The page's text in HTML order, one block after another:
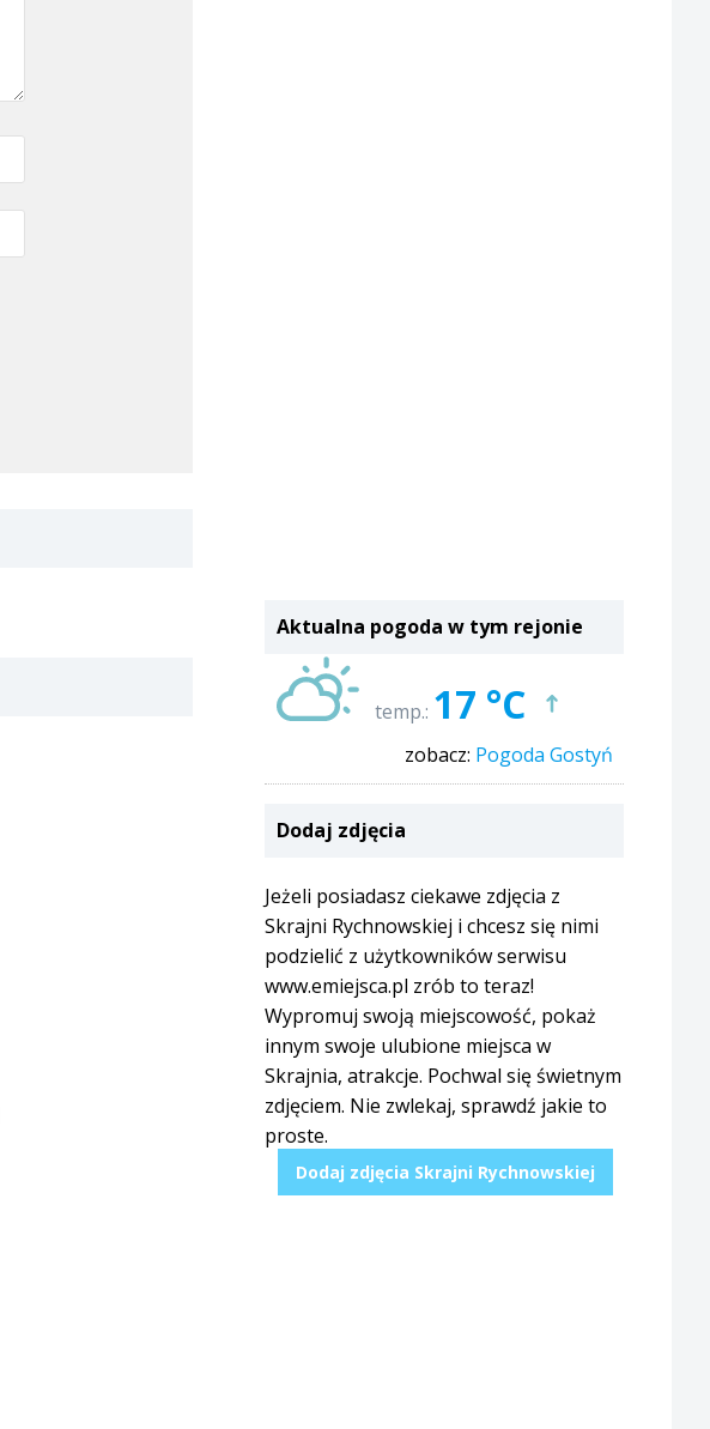
Aktualna pogoda w tym rejonie
temp.: 17 °C
zobacz: Pogoda Gostyń
Dodaj zdjęcia
Jeżeli posiadasz ciekawe zdjęcia z
Skrajni Rychnowskiej i chcesz się nimi
podzielić z użytkowników serwisu
www.emiejsca.pl zrób to teraz!
Wypromuj swoją miejscowość, pokaż
innym swoje ulubione miejsca w
Skrajnia, atrakcje. Pochwal się świetnym
zdjęciem. Nie zwlekaj, sprawdź jakie to
proste.
Dodaj zdjęcia Skrajni Rychnowskiej